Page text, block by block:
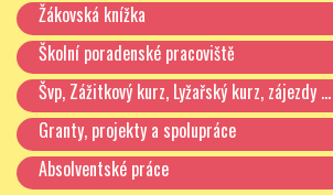
Žákovská knížka
Školní poradenské pracoviště
Švp, Zážitkový kurz, Lyžařský kurz, zájezdy …
Granty, projekty a spolupráce
Absolventské práce